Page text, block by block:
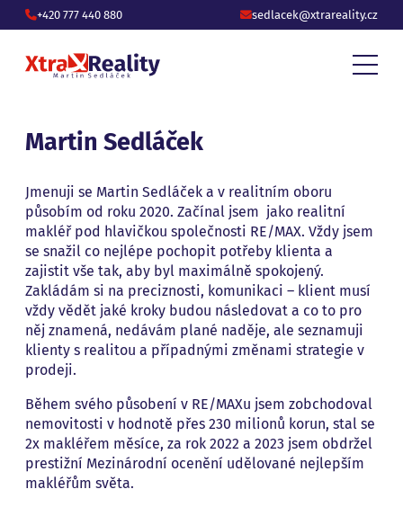
+420 777 440 880 sedlacek@xtrareality.cz
Martin Sedláček
Jmenuji se Martin Sedláček a v realitním oboru
působím od roku 2020. Začínal jsem jako realitní
makléř pod hlavičkou společnosti RE/MAX. Vždy jsem
se snažil co nejlépe pochopit potřeby klienta a
zajistit vše tak, aby byl maximálně spokojený.
Zakládám si na preciznosti, komunikaci – klient musí
vždy vědět jaké kroky budou následovat a co to pro
něj znamená, nedávám plané naděje, ale seznamuji
klienty s realitou a případnými změnami strategie v
prodeji.
Během svého působení v RE/MAXu jsem zobchodoval
nemovitosti v hodnotě přes 230 milionů korun, stal se
2x makléřem měsíce, za rok 2022 a 2023 jsem obdržel
prestižní Mezinárodní ocenění udělované nejlepším
makléřům světa.